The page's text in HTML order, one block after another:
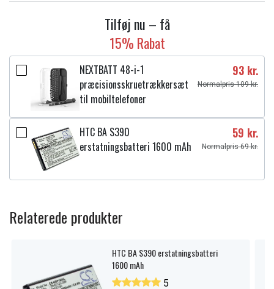
Tilføj nu – få
15% Rabat
NEXTBATT 48-i-1
præcisionsskruetrækkersæt
til mobiltelefoner
93 kr.
Normalpris 109 kr.
HTC BA S390
erstatningsbatteri 1600 mAh
59 kr.
Normalpris 69 kr.
Relaterede produkter
HTC BA S390 erstatningsbatteri
1600 mAh
5